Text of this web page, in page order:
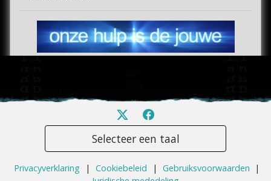
Selecteer een taal
Privacyverklaring | Cookiebeleid | Gebruiksvoorwaarden
|